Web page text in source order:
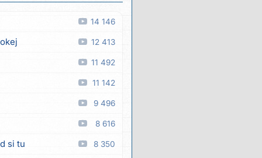
14 146
12 413
11 492
11 142
9 496
8 616
si tu 8 350